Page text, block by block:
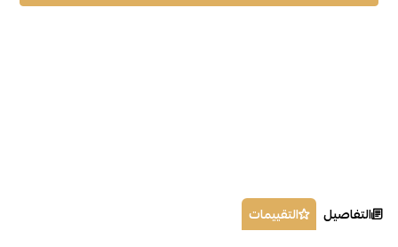
التفاصيل التقييمات